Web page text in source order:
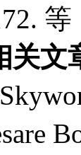
等
关文